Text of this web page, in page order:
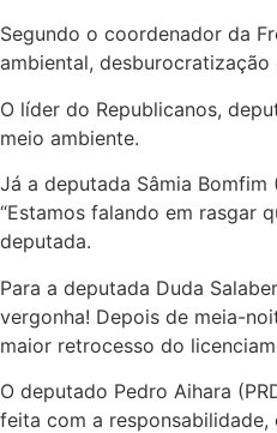
Segundo o coordenador da
ambiental, desburocratização
O líder do Republicanos,
meio ambiente.
Já a deputada Sâmia
“Estamos falando em rasgar
deputada.
Para a deputada Duda
vergonha! Depois de meia-
maior retrocesso do
O deputado Pedro Aihara
feita com a responsabilidade,